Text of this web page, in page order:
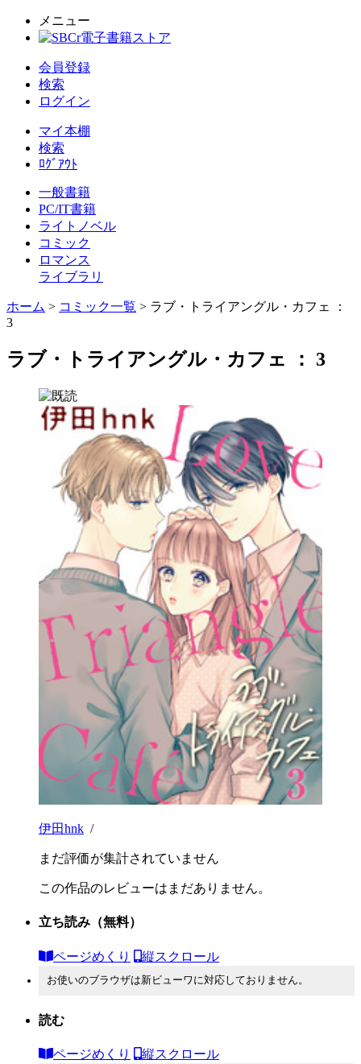
メニュー
会員登録
検索
ログイン
マイ本棚
検索
ﾛｸﾞｱｳﾄ
一般書籍
PC/IT書籍
ライトノベル
コミック
ロマンス
ライブラリ
ホーム > コミック一覧 > ラブ・トライアングル・カフェ ：
3
ラブ・トライアングル・カフェ ： 3
伊田hnk /
まだ評価が集計されていません
この作品のレビューはまだありません。
立ち読み （無料）
ページめくり 縦スクロール
お使いのブラウザは新ビューワに対応しておりません。
読む
ページめくり 縦スクロール